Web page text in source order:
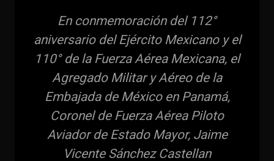
En conmemoración del 112°
aniversario del Ejército Mexicano y el
110° de la Fuerza Aérea Mexicana, el
Agregado Militar y Aéreo de la
Embajada de México en Panamá,
Coronel de Fuerza Aérea Piloto
Aviador de Estado Mayor, Jaime
Vicente Sánchez Castellan